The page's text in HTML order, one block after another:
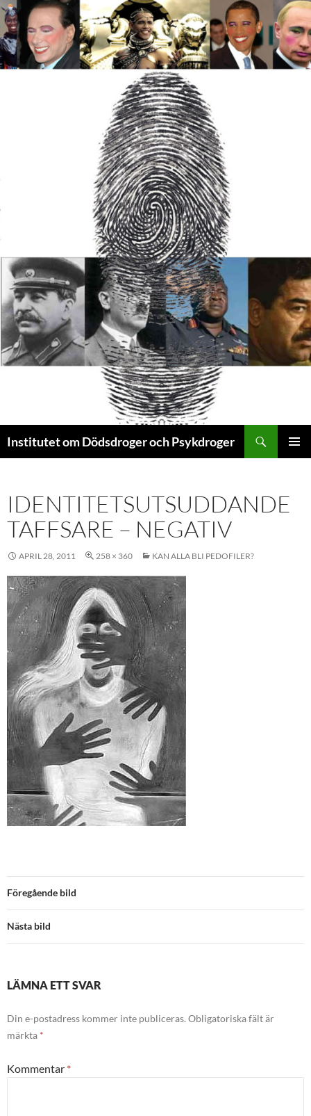
Institutet om Dödsdroger och Psykdroger
IDENTITETSUTSUDDANDE
TAFFSARE – NEGATIV
APRIL 28, 2011 258 × 360 KAN ALLA BLI PEDOFILER?
Föregående bild
Nästa bild
LÄMNA ETT SVAR
Din e-postadress kommer inte publiceras. Obligatoriska fält är
märkta *
Kommentar *